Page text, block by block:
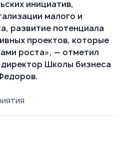
инициатив,
малого и
развитие потенциала
проектов, которые
роста», — отметил
Школы бизнеса
.